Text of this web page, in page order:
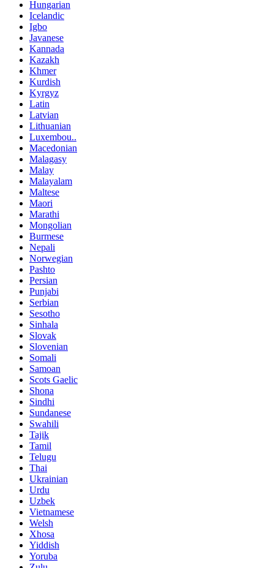
Hungarian
Icelandic
Igbo
Javanese
Kannada
Kazakh
Khmer
Kurdish
Kyrgyz
Latin
Latvian
Lithuanian
Luxembou..
Macedonian
Malagasy
Malay
Malayalam
Maltese
Maori
Marathi
Mongolian
Burmese
Nepali
Norwegian
Pashto
Persian
Punjabi
Serbian
Sesotho
Sinhala
Slovak
Slovenian
Somali
Samoan
Scots Gaelic
Shona
Sindhi
Sundanese
Swahili
Tajik
Tamil
Telugu
Thai
Ukrainian
Urdu
Uzbek
Vietnamese
Welsh
Xhosa
Yiddish
Yoruba